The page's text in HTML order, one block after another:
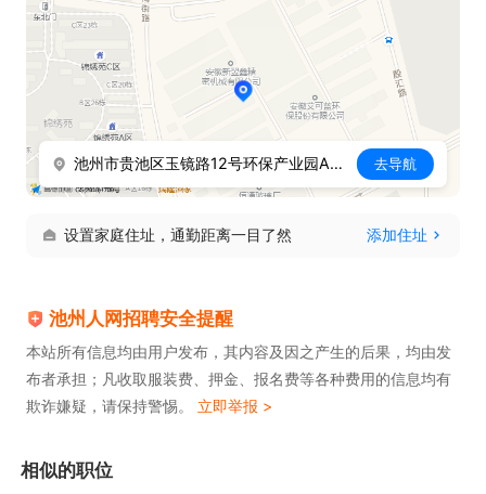
薪资待遇：
1、常日班，休息日跟随车间同步。
2、试用期三个月，跟随车间倒班，表现优异者可以
提前转正。转正后有专业培训的机会。
3、工资，4000-6000元/月。
池州市贵池区玉镜路12号环保产业园A6号厂房 去导航
设置家庭住址，通勤距离一目了然 添加住址
池州人网招聘安全提醒
本站所有信息均由用户发布，其内容及因之产生的后果，均由发
布者承担；凡收取服装费、押金、报名费等各种费用的信息均有
欺诈嫌疑，请保持警惕。 立即举报 >
相似的职位